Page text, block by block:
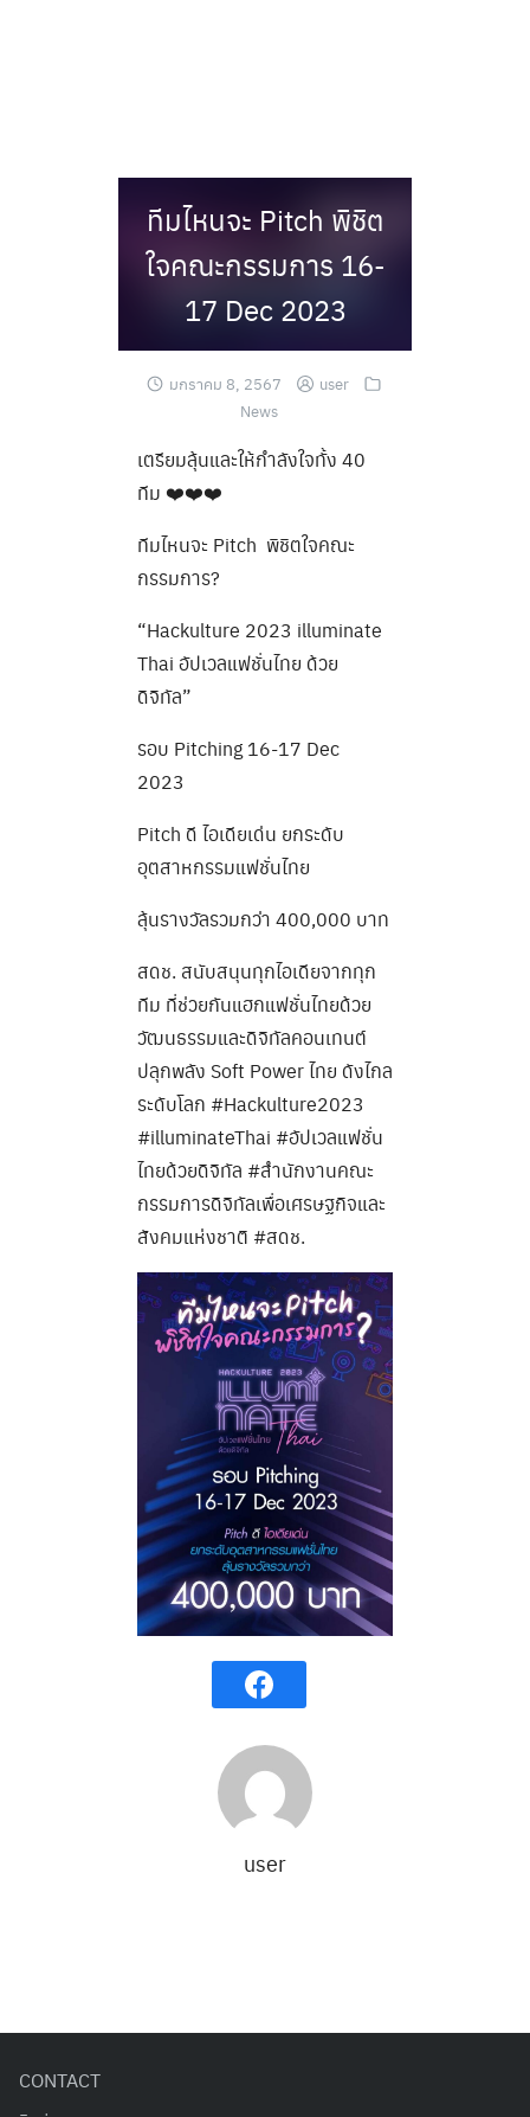
ทีมไหนจะ Pitch พิชิต
ใจคณะกรรมการ 16-
17 Dec 2023
มกราคม 8, 2567
user
News
เตรียมลุ้นและให้กำลังใจทั้ง 40
ทีม ❤️❤️❤️
ทีมไหนจะ Pitch พิชิตใจคณะ
กรรมการ?
“Hackulture 2023 illuminate
Thai อัปเวลแฟชั่นไทย ด้วย
ดิจิทัล”
รอบ Pitching 16-17 Dec
2023
Pitch ดี ไอเดียเด่น ยกระดับ
อุตสาหกรรมแฟชั่นไทย
ลุ้นรางวัลรวมกว่า 400,000 บาท
สดช. สนับสนุนทุกไอเดียจากทุก
ทีม ที่ช่วยกันแฮกแฟชั่นไทยด้วย
วัฒนธรรมและดิจิทัลคอนเทนต์
ปลุกพลัง Soft Power ไทย ดังไกล
ระดับโลก #Hackulture2023
#illuminateThai #อัปเวลแฟชั่น
ไทยด้วยดิจิทัล #สำนักงานคณะ
กรรมการดิจิทัลเพื่อเศรษฐกิจและ
สังคมแห่งชาติ #สดช.
user
CONTACT